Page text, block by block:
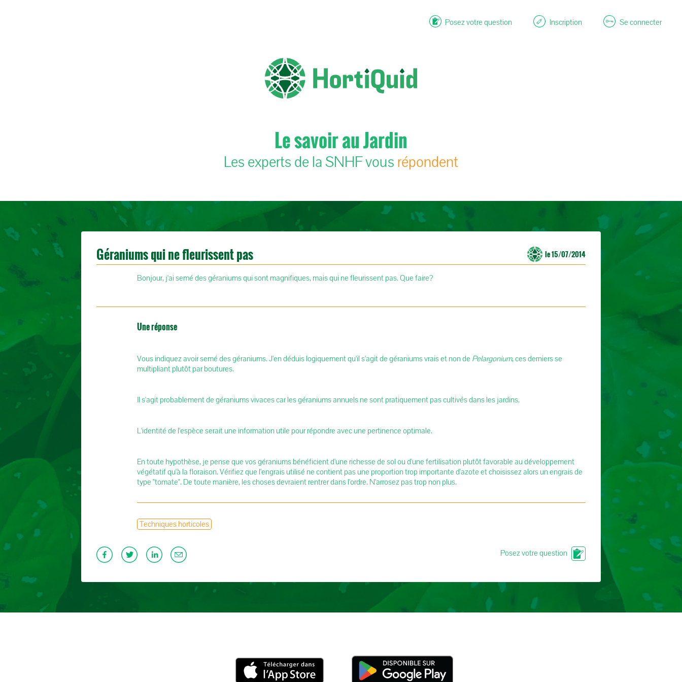
Posez votre question Inscription Se connecter
Le savoir au Jardin
Les experts de la SNHF vous répondent
Géraniums qui ne fleurissent pas le 15/07/2014
Bonjour, j'ai semé des géraniums qui sont magnifiques, mais qui ne fleurissent pas. Que faire?
Une réponse
Vous indiquez avoir semé des géraniums. J'en déduis logiquement qu'il s'agit de géraniums vrais et non de Pelargonium, ces derniers se
multipliant plutôt par boutures.
Il s'agit probablement de géraniums vivaces car les géraniums annuels ne sont pratiquement pas cultivés dans les jardins.
L'identité de l'espèce serait une information utile pour répondre avec une pertinence optimale.
En toute hypothèse, je pense que vos géraniums bénéficient d'une richesse de sol ou d'une fertilisation plutôt favorable au développement
végétatif qu'à la floraison. Vérifiez que l'engrais utilisé ne contient pas une proportion trop importante d'azote et choisissez alors un engrais de
type "tomate". De toute manière, les choses devraient rentrer dans l'ordre. N'arrosez pas trop non plus.
Techniques horticoles
Posez votre question